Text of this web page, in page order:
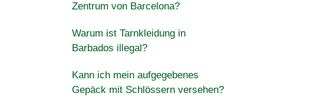
Zentrum von Barcelona?
Warum ist Tarnkleidung in
Barbados illegal?
Kann ich mein aufgegebenes
Gepäck mit Schlössern versehen?